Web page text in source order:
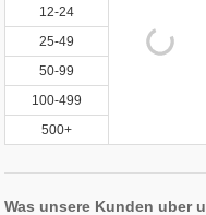
12-24
25-49
50-99
100-499
500+
Was unsere Kunden uber